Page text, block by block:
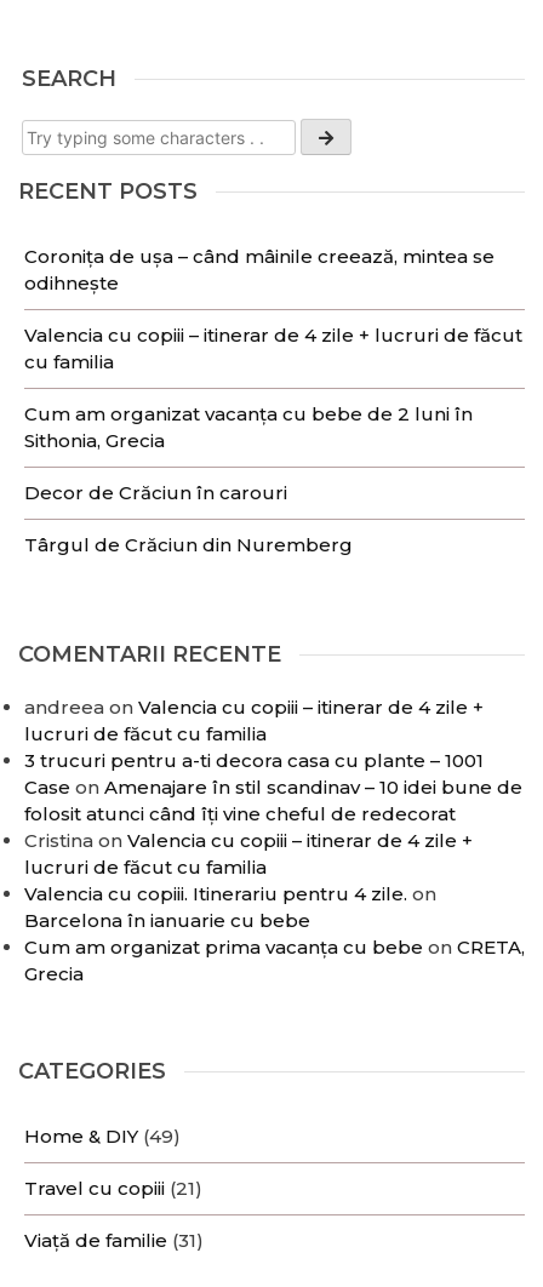
SEARCH
RECENT POSTS
Coronița de ușa – când mâinile creează, mintea se
odihnește
Valencia cu copiii – itinerar de 4 zile + lucruri de făcut
cu familia
Cum am organizat vacanța cu bebe de 2 luni în
Sithonia, Grecia
Decor de Crăciun în carouri
Târgul de Crăciun din Nuremberg
COMENTARII RECENTE
andreea on Valencia cu copiii – itinerar de 4 zile +
lucruri de făcut cu familia
3 trucuri pentru a-ti decora casa cu plante – 1001
Case on Amenajare în stil scandinav – 10 idei bune de
folosit atunci când îți vine cheful de redecorat
Cristina on Valencia cu copiii – itinerar de 4 zile +
lucruri de făcut cu familia
Valencia cu copiii. Itinerariu pentru 4 zile. on
Barcelona în ianuarie cu bebe
Cum am organizat prima vacanța cu bebe on CRETA,
Grecia
CATEGORIES
Home & DIY (49)
Travel cu copiii (21)
Viață de familie (31)